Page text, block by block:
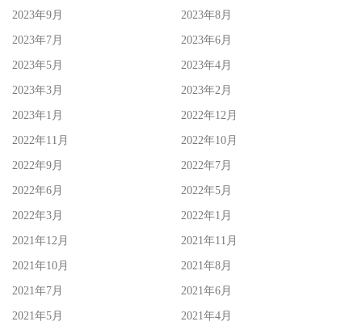
2023年9月 2023年8月
2023年7月 2023年6月
2023年5月 2023年4月
2023年3月 2023年2月
2023年1月 2022年12月
2022年11月 2022年10月
2022年9月 2022年7月
2022年6月 2022年5月
2022年3月 2022年1月
2021年12月 2021年11月
2021年10月 2021年8月
2021年7月 2021年6月
2021年5月 2021年4月